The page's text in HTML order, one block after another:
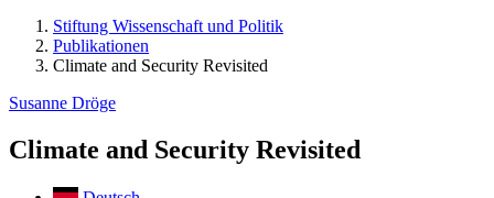
Stiftung Wissenschaft und Politik
Publikationen
Climate and Security Revisited
Susanne Dröge
Climate and Security Revisited